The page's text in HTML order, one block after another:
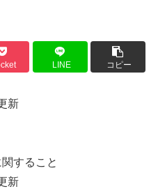
LINE コピー
新
すること
新